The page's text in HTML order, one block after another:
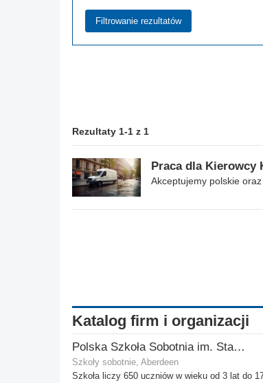
Rezultaty 1-1 z 1
Praca dla Kierowcy
Akceptujemy polskie
Katalog firm i organizacji
Polska Szkoła Sobotnia im. Stanisława Kostki
Szkoły sobotnie, Aberdeen
Szkoła liczy 650 uczniów w wieku od 3 lat do